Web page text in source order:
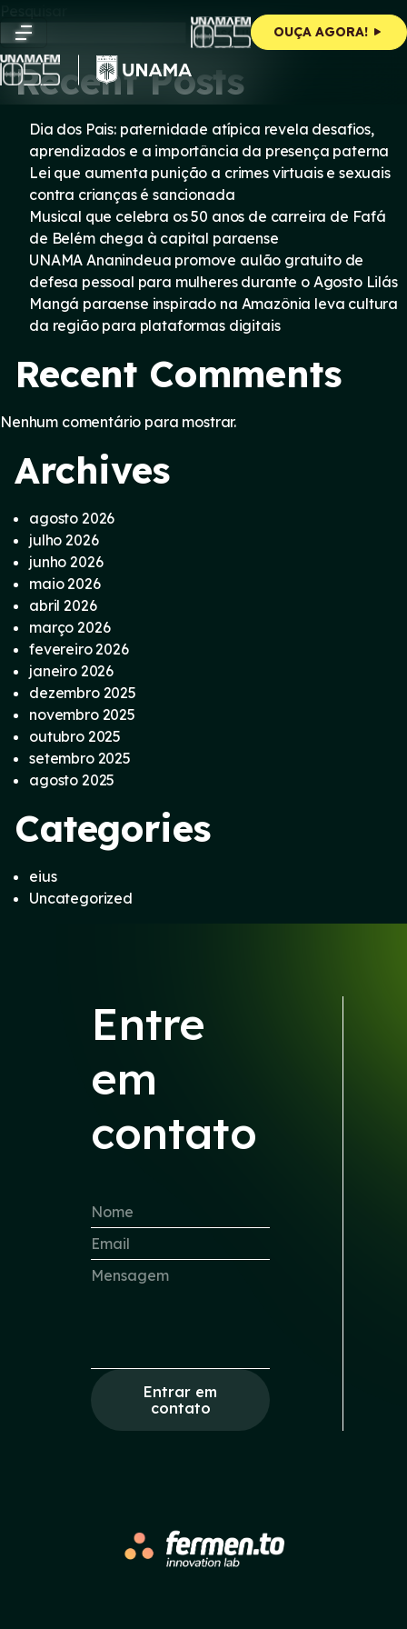
content
OUÇA AGORA!
Pesquisar
Pesquisar
Recent Posts
Dia dos Pais: paternidade atípica revela desafios,
aprendizados e a importância da presença paterna
Lei que aumenta punição a crimes virtuais e sexuais
contra crianças é sancionada
Musical que celebra os 50 anos de carreira de Fafá
de Belém chega à capital paraense
UNAMA Ananindeua promove aulão gratuito de
defesa pessoal para mulheres durante o Agosto Lilás
Mangá paraense inspirado na Amazônia leva cultura
da região para plataformas digitais
Recent Comments
Nenhum comentário para mostrar.
Archives
agosto 2026
julho 2026
junho 2026
maio 2026
abril 2026
março 2026
fevereiro 2026
janeiro 2026
dezembro 2025
novembro 2025
outubro 2025
setembro 2025
agosto 2025
Categories
eius
Uncategorized
Entre
em
contato
Entrar em
contato